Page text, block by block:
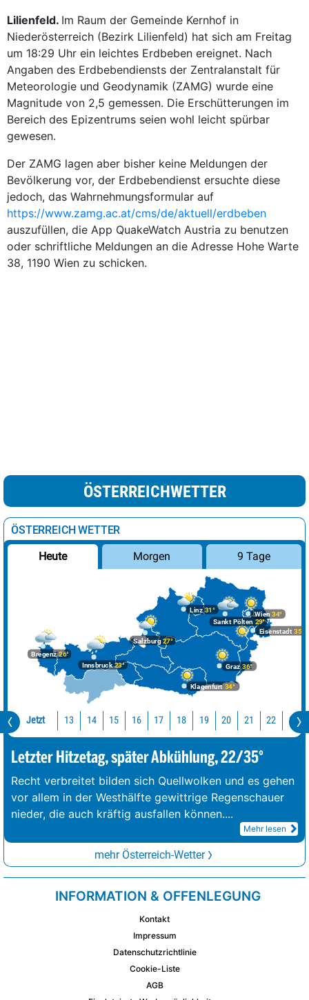
Lilienfeld. Im Raum der Gemeinde Kernhof in
Niederösterreich (Bezirk Lilienfeld) hat sich am Freitag
um 18:29 Uhr ein leichtes Erdbeben ereignet. Nach
Angaben des Erdbebendiensts der Zentralanstalt für
Meteorologie und Geodynamik (ZAMG) wurde eine
Magnitude von 2,5 gemessen. Die Erschütterungen im
Bereich des Epizentrums seien wohl leicht spürbar
gewesen.
Der ZAMG lagen aber bisher keine Meldungen der
Bevölkerung vor, der Erdbebendienst ersuchte diese
jedoch, das Wahrnehmungsformular auf
https://www.zamg.ac.at/cms/de/aktuell/erdbeben
auszufüllen, die App QuakeWatch Austria zu benutzen
oder schriftliche Meldungen an die Adresse Hohe Warte
38, 1190 Wien zu schicken.
ÖSTERREICHWETTER
ÖSTERREICH WETTER
Heute Morgen 9 Tage
Bregenz26°
Graz36°
Innsbruck23°
Klagenfurt 34°
Linz31°
Salzburg27°
Wien 34°
Eisenstadt 35°
Sankt Pölten 29°
Jetzt 13 14 15 16 17 18 19 20 21 22 23
Letzter Hitzetag, später Abkühlung, 22/35°
Recht verbreitet bilden sich Quellwolken und es gehen
vor allem in der Westhälfte gewittrige Regenschauer
nieder, die auch kräftig ausfallen können....
Mehr lesen
mehr Österreich-Wetter
INFORMATION & OFFENLEGUNG
Kontakt
Impressum
Datenschutzrichtlinie
Cookie-Liste
AGB